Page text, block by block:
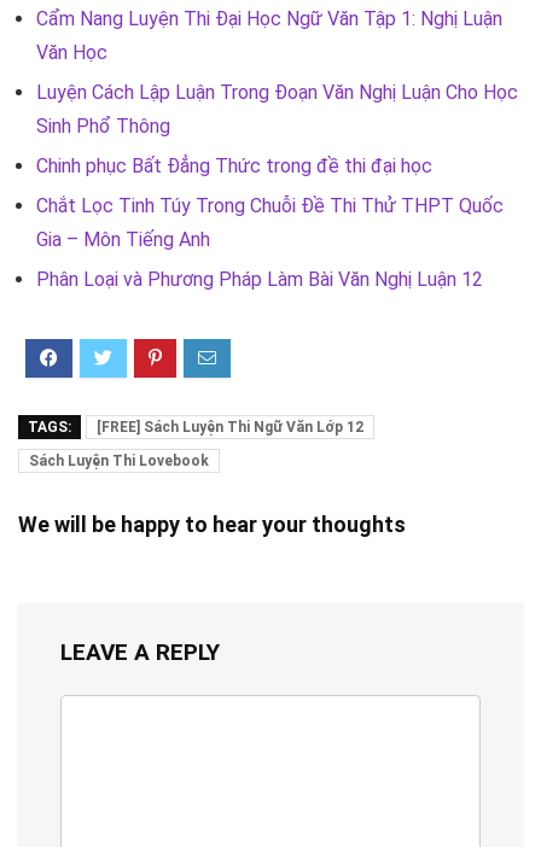
Cẩm Nang Luyện Thi Đại Học Ngữ Văn Tập 1: Nghị Luận
Văn Học
Luyện Cách Lập Luận Trong Đoạn Văn Nghị Luận Cho Học
Sinh Phổ Thông
Chinh phục Bất Đẳng Thức trong đề thi đại học
Chắt Lọc Tinh Túy Trong Chuỗi Đề Thi Thử THPT Quốc
Gia – Môn Tiếng Anh
Phân Loại và Phương Pháp Làm Bài Văn Nghị Luận 12
TAGS:
[FREE] Sách Luyện Thi Ngữ Văn Lớp 12
Sách Luyện Thi Lovebook
We will be happy to hear your thoughts
LEAVE A REPLY